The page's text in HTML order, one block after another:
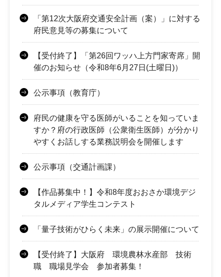
「第12次大阪府交通安全計画（案）」に対する
府民意見等の募集について
【受付終了】「第26回ワッハ上方門家寄席」開
催のお知らせ（令和8年6月27日(土曜日)）
公示事項（教育庁）
府民の健康を守る医師がいることを知っていま
すか？府の行政医師（公衆衛生医師）が分かり
やすくお話しする業務説明会を開催します
公示事項（交通計画課）
【作品募集中！】令和8年度おおさか環境デジ
タルメディア学生コンテスト
「量子技術がひらく未来」の展示開催について
【受付終了】大阪府 環境農林水産部 技術
職 職場見学会 参加者募集！